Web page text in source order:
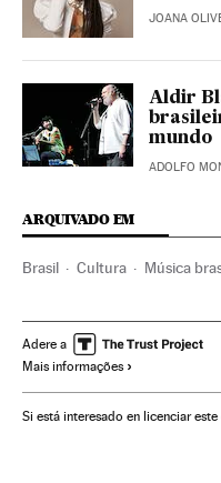
JOANA
Aldir
mundo
ADOLFO
ARQUIVADO EM
Brasil Cultura Música
Isolamento social
Adere a
Mais informações
Si está interesado en licenciar